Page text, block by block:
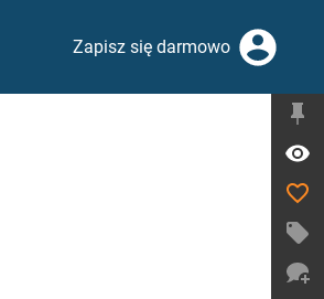
biblijnegoZapisz się darmowo